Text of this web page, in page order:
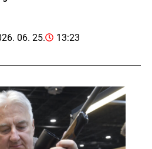
06. 25. 13:23